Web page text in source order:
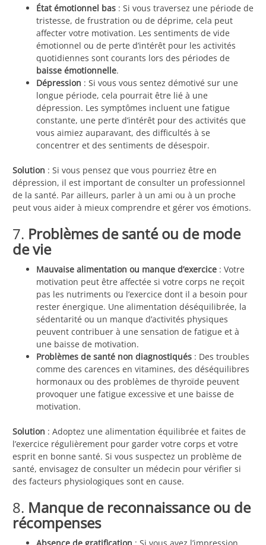
État émotionnel bas : Si vous traversez une période de
tristesse, de frustration ou de déprime, cela peut
affecter votre motivation. Les sentiments de vide
émotionnel ou de perte d’intérêt pour les activités
quotidiennes sont courants lors des périodes de
baisse émotionnelle.
Dépression : Si vous vous sentez démotivé sur une
longue période, cela pourrait être lié à une
dépression. Les symptômes incluent une fatigue
constante, une perte d’intérêt pour des activités que
vous aimiez auparavant, des difficultés à se
concentrer et des sentiments de désespoir.
Solution : Si vous pensez que vous pourriez être en
dépression, il est important de consulter un professionnel
de la santé. Par ailleurs, parler à un ami ou à un proche
peut vous aider à mieux comprendre et gérer vos émotions.
7. Problèmes de santé ou de mode
de vie
Mauvaise alimentation ou manque d’exercice : Votre
motivation peut être affectée si votre corps ne reçoit
pas les nutriments ou l’exercice dont il a besoin pour
rester énergique. Une alimentation déséquilibrée, la
sédentarité ou un manque d’activités physiques
peuvent contribuer à une sensation de fatigue et à
une baisse de motivation.
Problèmes de santé non diagnostiqués : Des troubles
comme des carences en vitamines, des déséquilibres
hormonaux ou des problèmes de thyroïde peuvent
provoquer une fatigue excessive et une baisse de
motivation.
Solution : Adoptez une alimentation équilibrée et faites de
l’exercice régulièrement pour garder votre corps et votre
esprit en bonne santé. Si vous suspectez un problème de
santé, envisagez de consulter un médecin pour vérifier si
des facteurs physiologiques sont en cause.
8. Manque de reconnaissance ou de
récompenses